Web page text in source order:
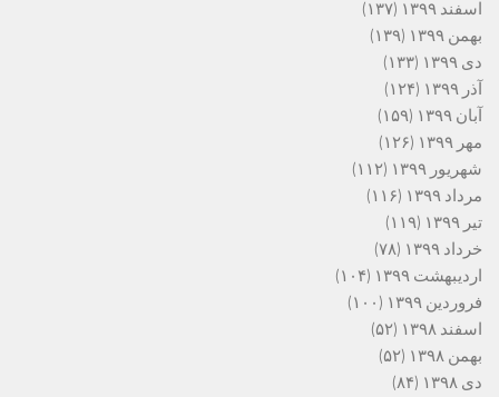
اسفند ۱۳۹۹
(۱۳۷)
بهمن ۱۳۹۹
(۱۳۹)
دی ۱۳۹۹
(۱۳۳)
آذر ۱۳۹۹
(۱۲۴)
آبان ۱۳۹۹
(۱۵۹)
مهر ۱۳۹۹
(۱۲۶)
شهریور ۱۳۹۹
(۱۱۲)
مرداد ۱۳۹۹
(۱۱۶)
تیر ۱۳۹۹
(۱۱۹)
خرداد ۱۳۹۹
(۷۸)
اردیبهشت ۱۳۹۹
(۱۰۴)
فروردین ۱۳۹۹
(۱۰۰)
اسفند ۱۳۹۸
(۵۲)
بهمن ۱۳۹۸
(۵۲)
دی ۱۳۹۸
(۸۴)